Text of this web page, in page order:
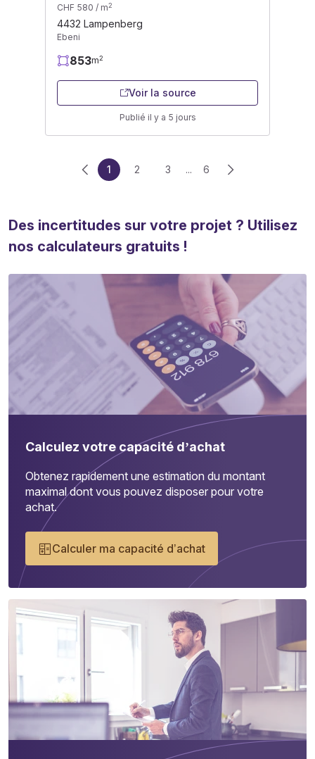
CHF 580 / m2
4432 Lampenberg
Ebeni
853m2
Voir la source
Publié il y a 5 jours
1 2 3 ... 6
Des incertitudes sur votre projet ? Utilisez
nos calculateurs gratuits !
Calculez votre capacité d’achat
Obtenez rapidement une estimation du montant
maximal dont vous pouvez disposer pour votre
achat.
Calculer ma capacité d’achat